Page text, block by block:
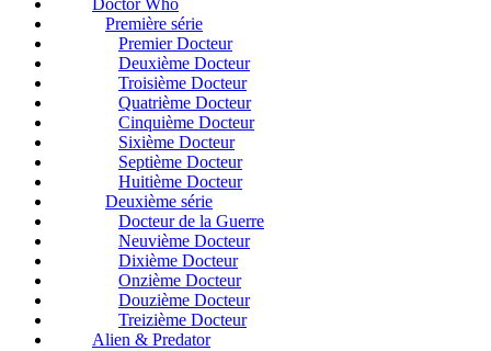
Première série
Premier Docteur
Deuxième Docteur
Troisième Docteur
Quatrième Docteur
Cinquième Docteur
Sixième Docteur
Septième Docteur
Huitième Docteur
Deuxième série
Docteur de la Guerre
Neuvième Docteur
Dixième Docteur
Onzième Docteur
Douzième Docteur
Treizième Docteur
Alien & Predator